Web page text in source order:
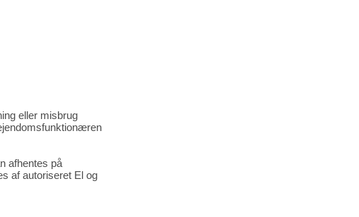
eller misbrug
afhentes på
af autoriseret El og